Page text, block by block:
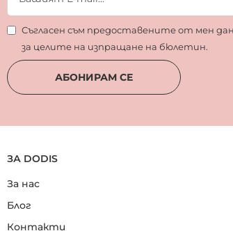
Съгласен съм предоставените от мен
за целите на изпращане на бюлетин.
АБОНИРАМ СЕ
ЗА DODIS
За нас
Блог
Контакти